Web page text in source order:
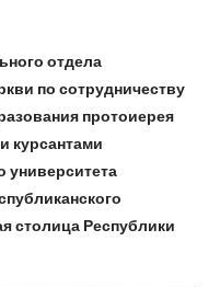
отдела
по сотрудничеству
протоиерея
курсантами
университета
столица Республики